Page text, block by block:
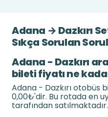
Adana → Dazkırı
Sıkça Sorulan
Adana - Dazkırı
bileti fiyatı ne
Adana - Dazkırı otobüs
0,00₺'dir. Bu rotada en
tarafından satılmaktadır.